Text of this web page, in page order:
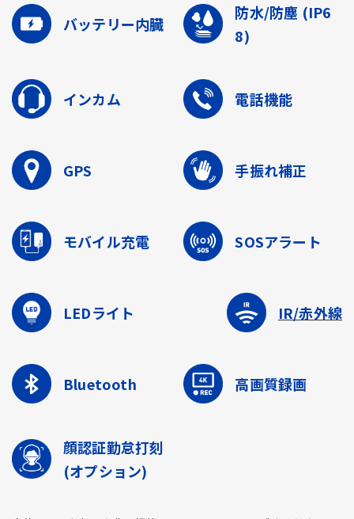
バッテリー内臓
防水/防塵 (IP6
8)
インカム 電話機能
GPS 手振れ補正
モバイル充電 SOSアラート
LEDライト IR/赤外線
Bluetooth 高画質録画
顔認証勤怠打刻
(オプション)